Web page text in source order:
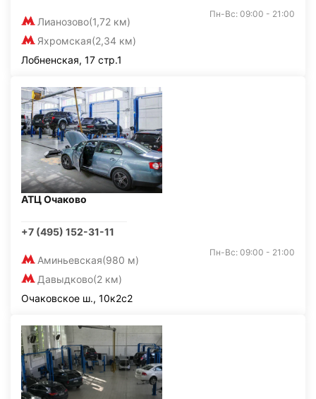
Лианозово(1,72 км)
Яхромская(2,34 км)
Пн-Вс: 09:00 - 21:00
Лобненская, 17 стр.1
АТЦ Очаково
+7 (495) 152-31-11
Аминьевская(980 м)
Давыдково(2 км)
Пн-Вс: 09:00 - 21:00
Очаковское ш., 10к2с2